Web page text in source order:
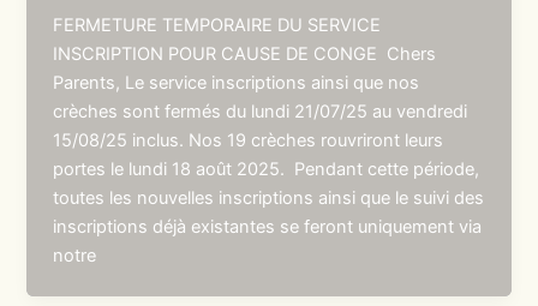
FERMETURE TEMPORAIRE DU SERVICE
INSCRIPTION POUR CAUSE DE CONGE Chers
Parents, Le service inscriptions ainsi que nos
crèches sont fermés du lundi 21/07/25 au vendredi
15/08/25 inclus. Nos 19 crèches rouvriront leurs
portes le lundi 18 août 2025. Pendant cette période,
toutes les nouvelles inscriptions ainsi que le suivi des
inscriptions déjà existantes se feront uniquement via
notre